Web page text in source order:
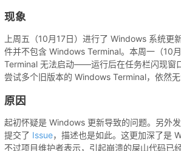
现象
上周五（10月17日）进行了 Windows 系统更
件并不包含 Windows Terminal。本周一（10
Terminal 无法启动——运行后在任务栏闪现窗
尝试多个旧版本的 Windows Terminal，依然无
原因
起初怀疑是 Windows 更新导致的问题。另外
提交了 Issue，描述也是如此。这更加深了是
不过项目维护者表示，引起崩溃的屎山代码已